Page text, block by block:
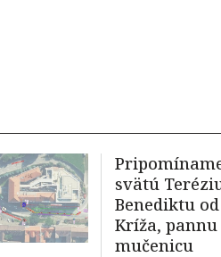
svätú
Benediktu od
Kríža, pannu
mučenicu